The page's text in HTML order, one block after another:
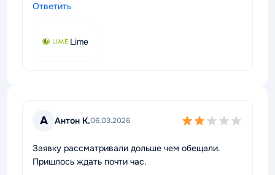
Ответить
Lime
А Антон К.06.03.2026
Заявку рассматривали дольше чем обещали.
Пришлось ждать почти час.